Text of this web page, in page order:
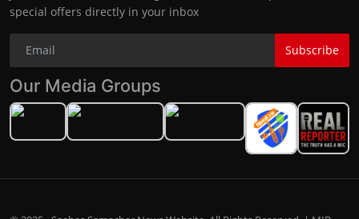
special offers directly in your inbox
Subscribe
Our Media Groups